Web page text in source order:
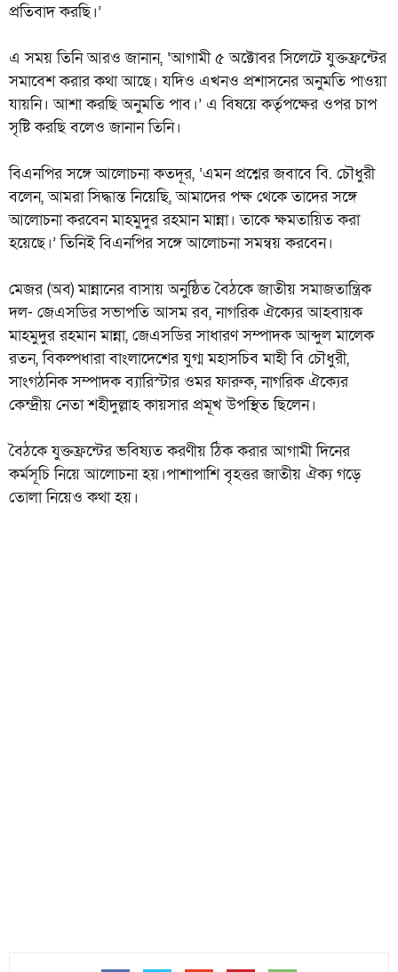
প্রতিবাদ করছি।’
এ সময় তিনি আরও জানান, ‘আগামী ৫ অক্টোবর সিলেটে যুক্তফ্রন্টের
সমাবেশ করার কথা আছে। যদিও এখনও প্রশাসনের অনুমতি পাওয়া
যায়নি। আশা করছি অনুমতি পাব।’ এ বিষয়ে কর্তৃপক্ষের ওপর চাপ
সৃষ্টি করছি বলেও জানান তিনি।
বিএনপির সঙ্গে আলোচনা কতদূর, ‘এমন প্রশ্নের জবাবে বি. চৌধুরী
বলেন, আমরা সিদ্ধান্ত নিয়েছি, আমাদের পক্ষ থেকে তাদের সঙ্গে
আলোচনা করবেন মাহমুদুর রহমান মান্না। তাকে ক্ষমতায়িত করা
হয়েছে।’ তিনিই বিএনপির সঙ্গে আলোচনা সমন্বয় করবেন।
মেজর (অব) মান্নানের বাসায় অনুষ্ঠিত বৈঠকে জাতীয় সমাজতান্ত্রিক
দল- জেএসডির সভাপতি আসম রব, নাগরিক ঐক্যের আহবায়ক
মাহমুদুর রহমান মান্না, জেএসডির সাধারণ সম্পাদক আব্দুল মালেক
রতন, বিকল্পধারা বাংলাদেশের যুগ্ম মহাসচিব মাহী বি চৌধুরী,
সাংগঠনিক সম্পাদক ব্যারিস্টার ওমর ফারুক, নাগরিক ঐক্যের
কেন্দ্রীয় নেতা শহীদুল্লাহ কায়সার প্রমূখ উপস্থিত ছিলেন।
বৈঠকে যুক্তফ্রন্টের ভবিষ্যত করণীয় ঠিক করার আগামী দিনের
কর্মসূচি নিয়ে আলোচনা হয়।পাশাপাশি বৃহত্তর জাতীয় ঐক্য গড়ে
তোলা নিয়েও কথা হয়।